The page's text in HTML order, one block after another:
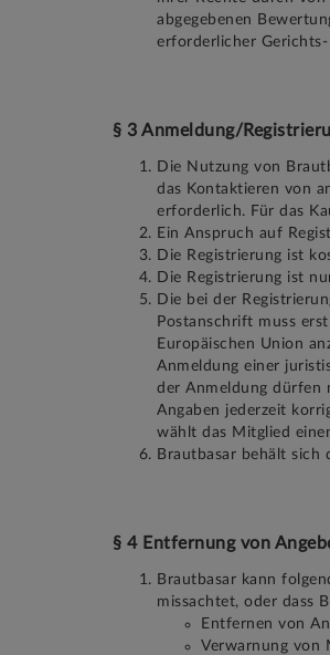
abgegebenen
erforderlicher
§ 3 Anmeldung/
Die Nutzung von
das Kontaktieren von
erforderlich. Für das
Ein Anspruch auf
Die Registrierung ist
Die Registrierung ist
Die bei der
Postanschrift muss
Europäischen Union
Anmeldung einer
der Anmeldung dürfen
Angaben jederzeit
wählt das Mitglied
Brautbasar behält sich
§ 4 Entfernung von
Brautbasar kann
missachtet, oder dass
Entfernen von
Verwarnung von